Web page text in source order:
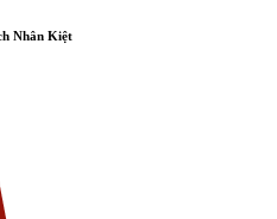
Nhân Kiệt